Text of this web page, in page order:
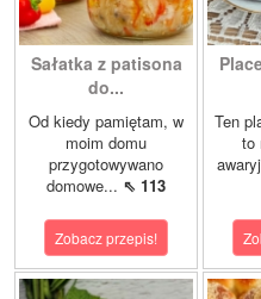
Sałatka z patisona
do...
Od kiedy pamiętam, w
moim domu
przygotowywano
domowe... ⇖ 113
Zobacz przepis!
Ten
to